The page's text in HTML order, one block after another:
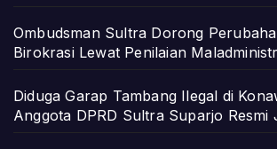
Ombudsman Sultra Dorong
Birokrasi Lewat Penilaian
Diduga Garap Tambang Ilegal di
Anggota DPRD Sultra Suparjo Resmi